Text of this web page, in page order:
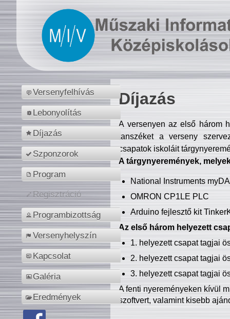
Versenyfelhívás
Lebonyolítás
Díjazás
Szponzorok
Program
Regisztráció
Programbizottság
Versenyhelyszín
Kapcsolat
Galéria
Eredmények
Díjazás
A versenyen az első három
tanszéket a verseny
csapatok iskoláit
A tárgynyeremények,
National Instruments
OMRON CP1LE PLC
Arduino fejlesztő kit
Az első három helyezett
1. helyezett csapat tagjai
2. helyezett csapat tagjai
3. helyezett csapat tagjai
A fenti nyereményeken kívül
szoftvert, valamint kisebb